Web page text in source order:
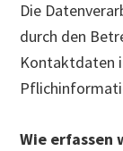
Die
durch den
Kontaktdaten
Wie erfassen